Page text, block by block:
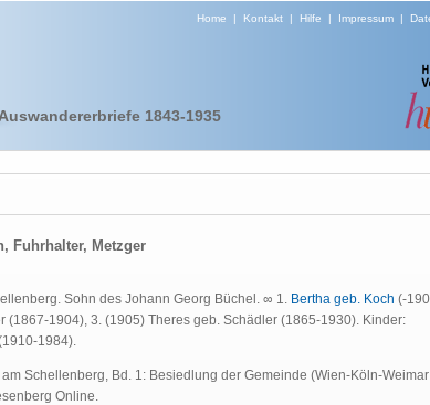
Home | Kontakt| Hilfe | Impressum|
Auswandererbriefe 1843-1935
Fuhrhalter, Metzger
Sohn des Johann Georg Büchel. ∞ 1. Bertha geb. Koch (-
(1867-1904), 3. (1905) Theres geb. Schädler (1865-1930). Kinder:
1984).
Schellenberg, Bd. 1: Besiedlung der Gemeinde (Wien-Köln-
Online.